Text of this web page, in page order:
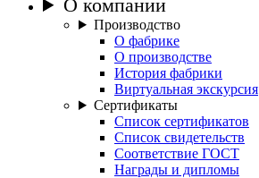
О компании
Производство
О фабрике
О производстве
История фабрики
Виртуальная экскурсия
Сертификаты
Список сертификатов
Список свидетельств
Соответствие ГОСТ
Награды и дипломы